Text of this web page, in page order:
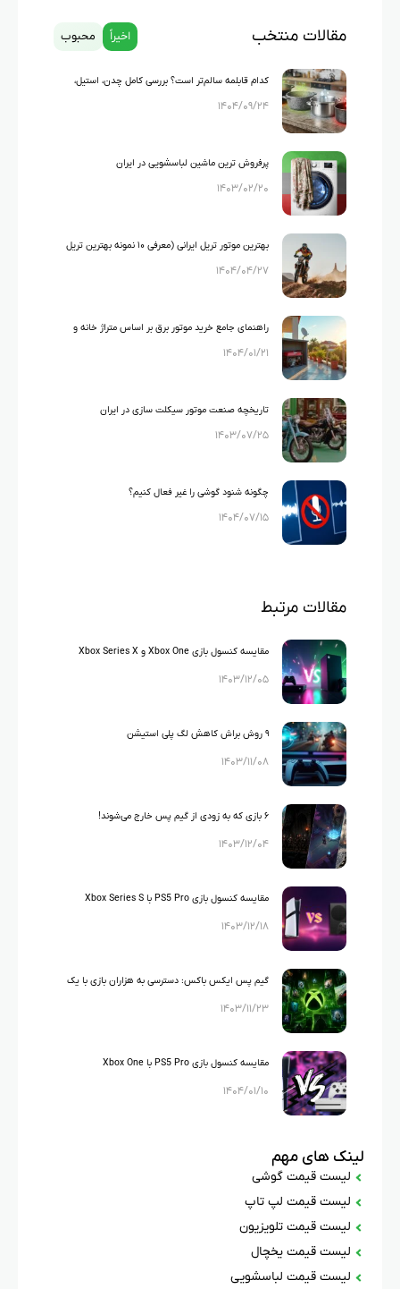
مقالات منتخب اخیراً محبوب
کدام قابلمه سالم‌تر است؟ بررسی کامل چدن، استیل،
گرانیت و تفلون
۱۴۰۴/۰۹/۲۴
پرفروش ترین ماشین لباسشویی در ایران
۱۴۰۳/۰۲/۲۰
بهترین موتور تریل ایرانی (معرفی ۱۰ نمونه بهترین تریل
های ایرانی)
۱۴۰۴/۰۴/۲۷
راهنمای جامع خرید موتور برق بر اساس متراژ خانه و
لوازم خانگی
۱۴۰۴/۰۱/۲۱
تاریخچه صنعت موتور سیکلت سازی در ایران
۱۴۰۳/۰۷/۲۵
چگونه شنود گوشی را غیر فعال کنیم؟
۱۴۰۴/۰۷/۱۵
مقالات مرتبط
مقایسه کنسول بازی Xbox One و Xbox Series X
۱۴۰۳/۱۲/۰۵
۹ روش براش کاهش لگ پلی استیشن
۱۴۰۳/۱۱/۰۸
۶ بازی که به زودی از گیم پس خارج می‌شوند!
۱۴۰۳/۱۲/۰۴
مقایسه کنسول بازی PS5 Pro با Xbox Series S
۱۴۰۳/۱۲/۱۸
گیم پس ایکس باکس: دسترسی به هزاران بازی با یک
اشتراک
۱۴۰۳/۱۱/۲۳
مقایسه کنسول بازی PS5 Pro با Xbox One
۱۴۰۴/۰۱/۱۰
لینک های مهم
لیست قیمت گوشی
لیست قیمت لپ تاپ
لیست قیمت تلویزیون
لیست قیمت یخچال
لیست قیمت لباسشویی